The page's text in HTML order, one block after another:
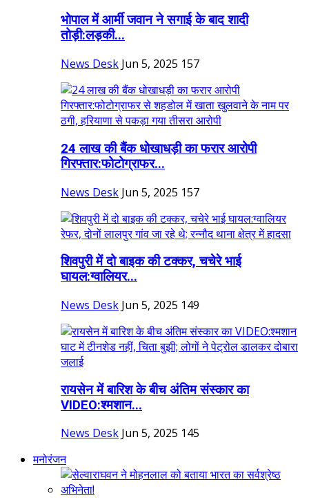
भोपाल में आर्मी जवान ने सगाई के बाद शादी
तोड़ी:लड़की...
News Desk Jun 5, 2025 157
24 लाख की बैंक धोखाधड़ी का फरार आरोपी
गिरफ्तार:फोटोग्राफर...
News Desk Jun 5, 2025 157
शिवपुरी में दो बाइक की टक्कर, चचेरे भाई
घायल:ग्वालियर...
News Desk Jun 5, 2025 149
रायसेन में बारिश के बीच अंतिम संस्कार का
VIDEO:श्मशान...
News Desk Jun 5, 2025 145
मनोरंजन